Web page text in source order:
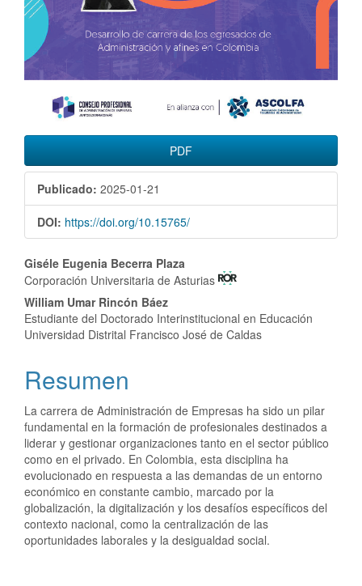
PDF
Publicado: 2025-01-21
DOI: https://doi.org/10.15765/
Contenido
principal
del
Giséle Eugenia Becerra Plaza
Corporación Universitaria de Asturias
William Umar Rincón Báez
Estudiante del Doctorado Interinstitucional en Educación
Universidad Distrital Francisco José de Caldas
Resumen
La carrera de Administración de Empresas ha sido un pilar
fundamental en la formación de profesionales destinados a
liderar y gestionar organizaciones tanto en el sector público
como en el privado. En Colombia, esta disciplina ha
evolucionado en respuesta a las demandas de un entorno
económico en constante cambio, marcado por la
globalización, la digitalización y los desafíos específicos del
contexto nacional, como la centralización de las
oportunidades laborales y la desigualdad social.